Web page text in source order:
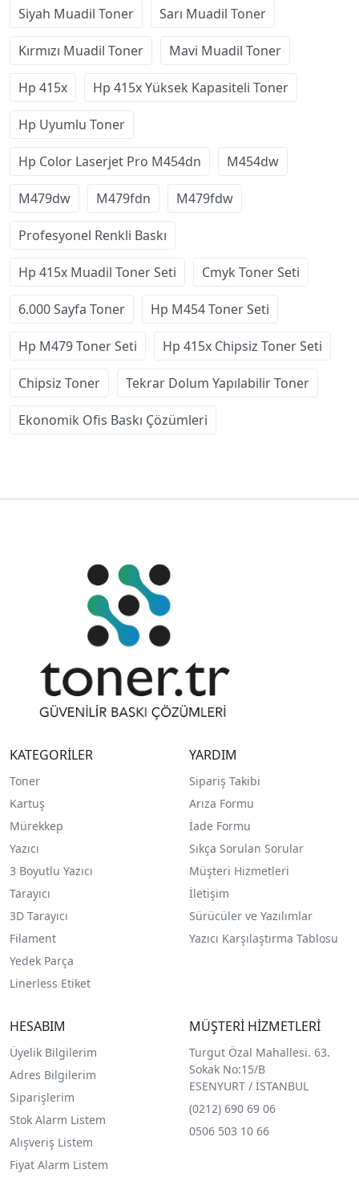
Siyah Muadil Toner Sarı Muadil Toner
Kırmızı Muadil Toner Mavi Muadil Toner
Hp 415x Hp 415x Yüksek Kapasiteli Toner
Hp Uyumlu Toner
Hp Color Laserjet Pro M454dn M454dw
M479dw M479fdn M479fdw
Profesyonel Renkli Baskı
Hp 415x Muadil Toner Seti Cmyk Toner Seti
6.000 Sayfa Toner Hp M454 Toner Seti
Hp M479 Toner Seti Hp 415x Chipsiz Toner Seti
Chipsiz Toner Tekrar Dolum Yapılabilir Toner
Ekonomik Ofis Baskı Çözümleri
KATEGORİLER
Toner
Kartuş
Mürekkep
Yazıcı
3 Boyutlu Yazıcı
Tarayıcı
3D Tarayıcı
Filament
Yedek Parça
Linerless Etiket
YARDIM
Sipariş Takibi
Arıza Formu
İade Formu
Sıkça Sorulan Sorular
Müşteri Hizmetleri
İletişim
Sürücüler ve Yazılımlar
Yazıcı Karşılaştırma Tablosu
HESABIM
Üyelik Bilgilerim
Adres Bilgilerim
Siparişlerim
Stok Alarm Listem
Alışveriş Listem
Fiyat Alarm Listem
MÜŞTERİ HİZMETLERİ
Turgut Özal Mahallesi. 63.
Sokak No:15/B
ESENYURT / İSTANBUL
(0212) 690 69 06
0506 503 10 66